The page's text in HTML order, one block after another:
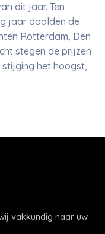
dit jaar. Ten
jaar daalden de
Rotterdam, Den
stegen de prijzen
het hoogst,
vakkundig naar uw